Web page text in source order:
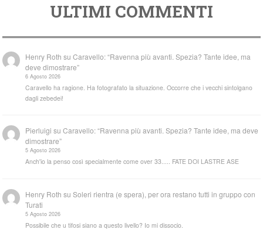
ULTIMI COMMENTI
Henry Roth suCaravello: “Ravenna più avanti. Spezia? Tante idee, ma
deve dimostrare”
6 Agosto 2026
Caravello ha ragione. Ha fotografato la situazione. Occorre che i vecchi sintolgano
dagli zebedei!
Pierluigi suCaravello: “Ravenna più avanti. Spezia? Tante idee, ma deve
dimostrare”
5 Agosto 2026
Anch'io la penso così specialmente come over 33..... FATE DOI LASTRE ASE
Henry Roth suSoleri rientra (e spera), per ora restano tutti in gruppo con
Turati
5 Agosto 2026
Possibile che u tifosi siano a questo livello? Io mi dissocio.